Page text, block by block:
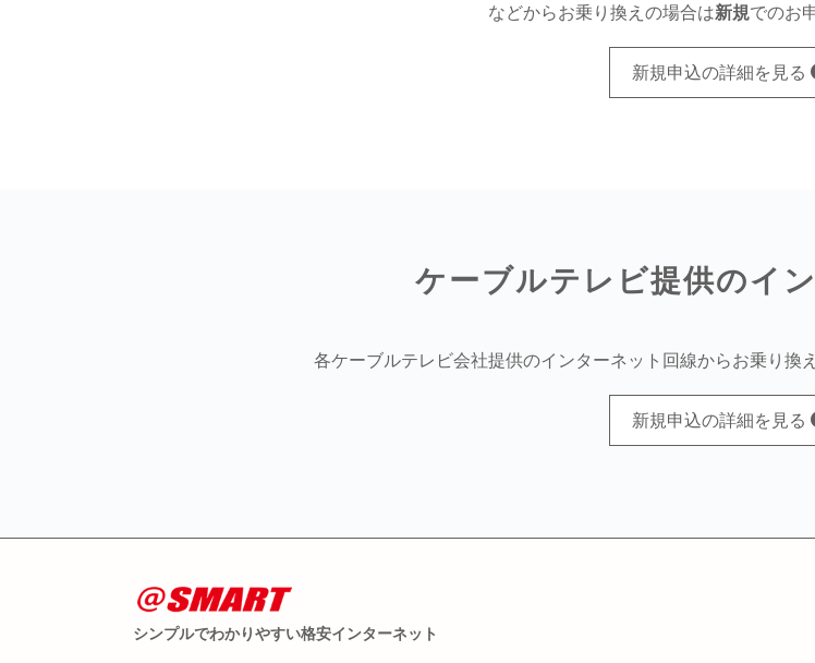
などからお乗り換えの場合は新規でのお
新規申込の詳細を見る
ケーブルテレビ提供のイ
各ケーブルテレビ会社提供のインターネット回線からお乗り換
新規申込の詳細を見る
シンプルでわかりやすい格安インターネット